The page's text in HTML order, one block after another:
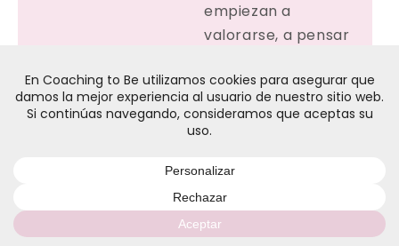
empiezan a
valorarse, a pensar
egoístas y a
hacerse valer sin
sentirse culpables.
16 COMENTARIOS